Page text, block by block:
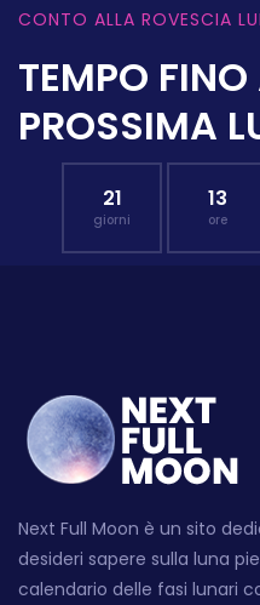
CONTO ALLA ROVESCIA
TEMPO
PROSSIMA
21
giorni
13
ore
Next Full Moon è un sito
desideri sapere sulla luna
calendario delle fasi lunari